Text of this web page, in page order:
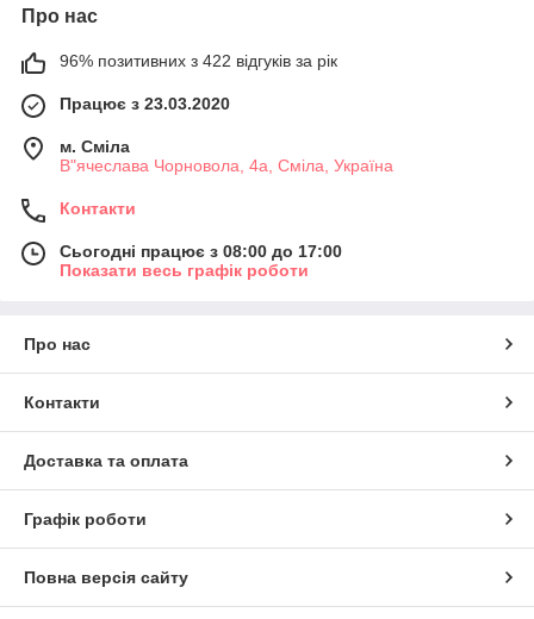
Про нас
96% позитивних з 422 відгуків за рік
Працює з 23.03.2020
м. Сміла
В"ячеслава Чорновола, 4а, Сміла, Україна
Контакти
Сьогодні працює з 08:00 до 17:00
Показати весь графік роботи
Про нас
Контакти
Доставка та оплата
Графік роботи
Повна версія сайту